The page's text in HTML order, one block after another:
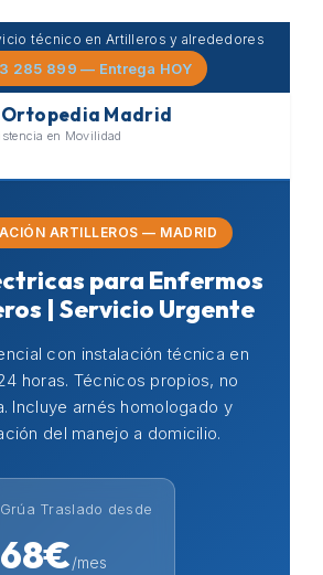
técnico en Artilleros y alrededores
285 899 — Entrega HOY
Madrid
en Movilidad
ARTILLEROS — MADRID
para Enfermos
| Servicio Urgente
con instalación técnica en
horas. Técnicos propios, no
Incluye arnés homologado y
del manejo a domicilio.
Grúa Traslado desde
68€/mes